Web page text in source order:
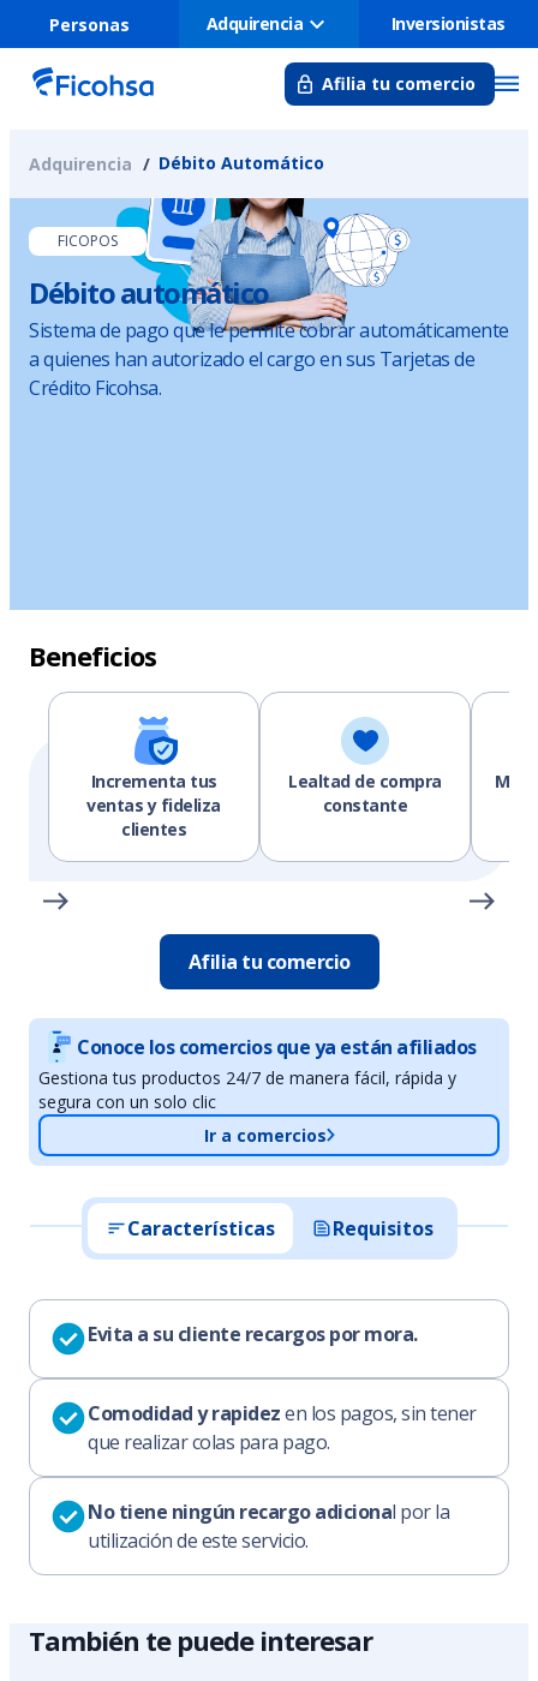
Personas Adquirencia Inversionistas
Afilia tu comercio
Adquirencia Débito Automático
FICOPOS
Débito automático
Sistema de pago que le permite cobrar automáticamente
a quienes han autorizado el cargo en sus Tarjetas de
Crédito Ficohsa.
Beneficios
Incrementa tus
ventas y fideliza
clientes
Lealtad de compra
constante
Afilia tu comercio
Conoce los comercios que ya están afiliados
Gestiona tus productos 24/7 de manera fácil, rápida y
segura con un solo clic
Ir a comercios
Características Requisitos
Evita a su cliente recargos por mora.
Comodidad y rapidezen los pagos, sin tener
que realizar colas para pago.
No tiene ningún recargo adicional por la
utilización de este servicio.
También te puede interesar